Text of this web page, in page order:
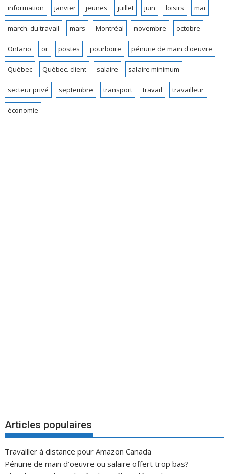
information janvier jeunes juillet juin loisirs mai
march. du travail mars Montréal novembre octobre
Ontario or postes pourboire pénurie de main d'oeuvre
Québec Québec. client salaire salaire minimum
secteur privé septembre transport travail travailleur
économie
Articles populaires
Travailler à distance pour Amazon Canada
Pénurie de main d’oeuvre ou salaire offert trop bas?